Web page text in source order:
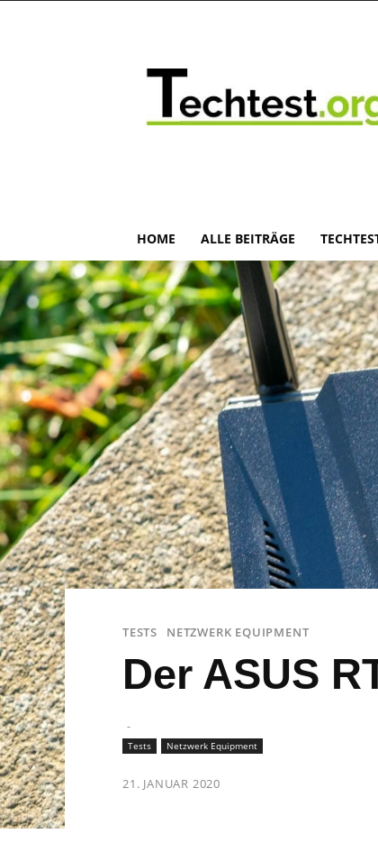
HOME ALLE BEITRÄGE
TESTS NETZWERK EQUIPMENT
Der ASUS
-
Tests
Netzwerk Equipment
21. JANUAR 2020